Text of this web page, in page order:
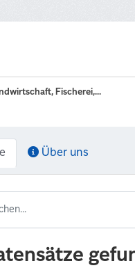
Fischerei,...
Über uns